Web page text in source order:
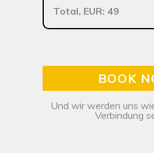
Total, EUR: 49
BOOK
Und wir werden uns
Verbindung